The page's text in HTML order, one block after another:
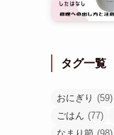
タグ一覧
おにぎり (59)
ごはん (77)